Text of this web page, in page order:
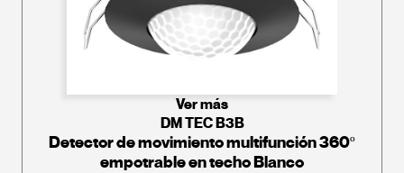
Ver más
DM TEC B3B
Detector de movimiento multifunción 360º
empotrable en techo Blanco